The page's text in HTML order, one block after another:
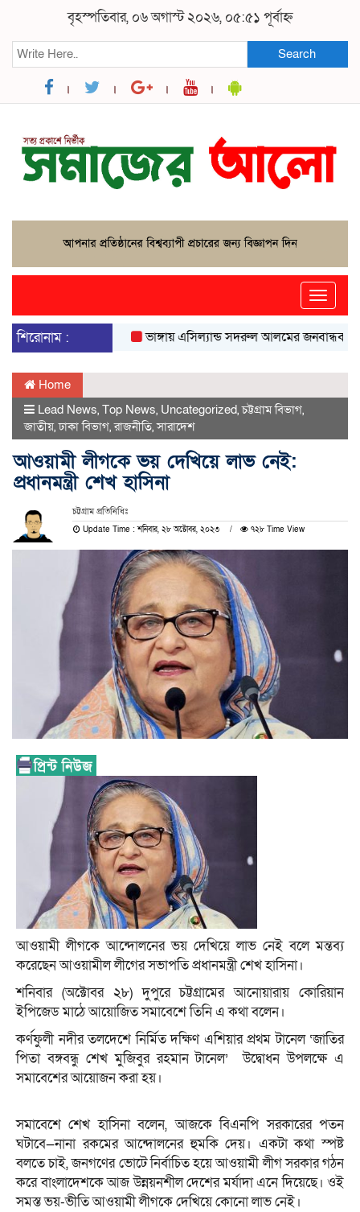
বৃহস্পতিবার, ০৬ অগাস্ট ২০২৬, ০৫:৫১ পূর্বাহ্ন
Search
Toggle
শিরোনাম :
ভাঙ্গায় এসিল্যান্ড সদরুল আলমের জনবান্ধব
Home
Lead News, Top News, Uncategorized,চট্টগ্রাম বিভাগ,
জাতীয়,ঢাকা বিভাগ,রাজনীতি,সারাদেশ
আওয়ামী লীগকে ভয় দেখিয়ে লাভ নেই:
প্রধানমন্ত্রী শেখ হাসিনা
চট্টগ্রাম প্রতিনিধিঃ
Update Time : শনিবার, ২৮ অক্টোবর, ২০২৩ ৭২৮ Time View
আওয়ামী লীগকে আন্দোলনের ভয় দেখিয়ে লাভ নেই বলে মন্তব্য
করেছেন আওয়ামীল লীগের সভাপতি প্রধানমন্ত্রী শেখ হাসিনা।
শনিবার (অক্টোবর ২৮) দুপুরে চট্টগ্রামের আনোয়ারায় কোরিয়ান
ইপিজেড মাঠে আয়োজিত সমাবেশে তিনি এ কথা বলেন।
কর্ণফুলী নদীর তলদেশে নির্মিত দক্ষিণ এশিয়ার প্রথম টানেল ‘জাতির
পিতা বঙ্গবন্ধু শেখ মুজিবুর রহমান টানেল’ উদ্বোধন উপলক্ষে এ
সমাবেশের আয়োজন করা হয়।
সমাবেশে শেখ হাসিনা বলেন, আজকে বিএনপি সরকারের পতন
ঘটাবে—নানা রকমের আন্দোলনের হুমকি দেয়। একটা কথা স্পষ্ট
বলতে চাই, জনগণের ভোটে নির্বাচিত হয়ে আওয়ামী লীগ সরকার গঠন
করে বাংলাদেশকে আজ উন্নয়নশীল দেশের মর্যাদা এনে দিয়েছে। ওই
সমস্ত ভয়-ভীতি আওয়ামী লীগকে দেখিয়ে কোনো লাভ নেই।